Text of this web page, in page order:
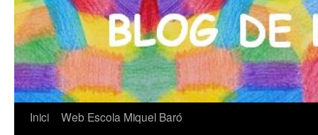
Vés
Inici
Web Escola Miquel Baró